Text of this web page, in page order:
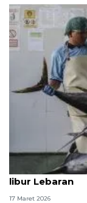
KKP:
libur Lebaran
17 Maret 2026